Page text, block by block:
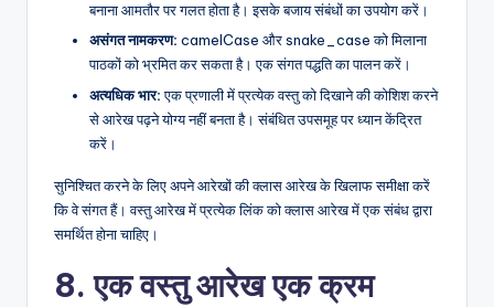
बनाना आमतौर पर गलत होता है। इसके बजाय संबंधों का उपयोग करें।
असंगत नामकरण: camelCase और snake_case को मिलाना
पाठकों को भ्रमित कर सकता है। एक संगत पद्धति का पालन करें।
अत्यधिक भार:एक प्रणाली में प्रत्येक वस्तु को दिखाने की कोशिश करने
से आरेख पढ़ने योग्य नहीं बनता है। संबंधित उपसमूह पर ध्यान केंद्रित
करें।
सुनिश्चित करने के लिए अपने आरेखों की क्लास आरेख के खिलाफ समीक्षा करें
कि वे संगत हैं। वस्तु आरेख में प्रत्येक लिंक को क्लास आरेख में एक संबंध द्वारा
समर्थित होना चाहिए।
8. एक वस्तु आरेख एक क्रम